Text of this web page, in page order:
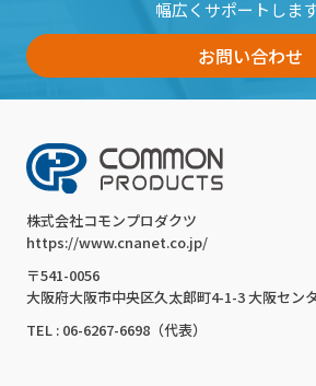
幅広くサポートします
お問い合わせ
株式会社コモンプロダクツ
https://www.cnanet.co.jp/
〒541-0056
大阪府大阪市中央区久太郎町4-1-3 大阪セン
TEL : 06-6267-6698（代表）